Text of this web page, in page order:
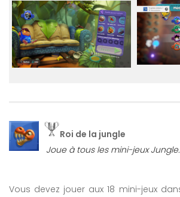
Roi de la jungle
Joue à tous les mini-jeux Jungle.
Vous devez jouer aux 18 mini-jeux